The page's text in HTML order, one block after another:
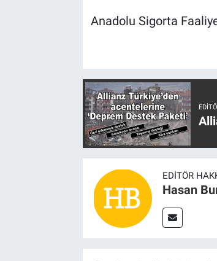
Anadolu Sigorta
EDITÖR
Hasan